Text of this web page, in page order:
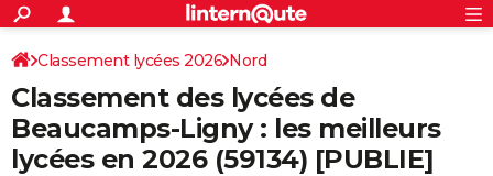
ACTUALITÉS
Politique
Société
Faits Divers
Education
Monde
Villes
+
SPORT
Coupe du monde 2026
Football
Tennis
Cyclisme
Rugby
Forum
Programme TV
TNT
Streaming
Cinéma
Sorties cinéma
Musique
+FINANCE
S'inscrire
Connexion
Classement lycées 2026 Nord
Classement des lycées de
Beaucamps-Ligny : les meilleurs
lycées en 2026 (59134) [PUBLIE]